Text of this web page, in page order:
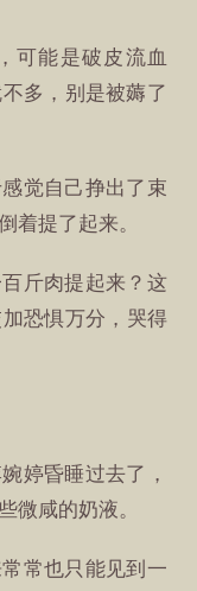
可能是破皮流血
多，别是被薅了
觉自己挣出了束
着提了起来。
斤肉提起来？这
恐惧万分，哭得
婷昏睡过去了，
微咸的奶液。
常也只能见到一